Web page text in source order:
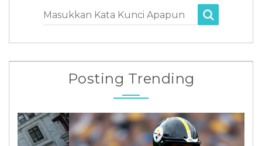
Masukkan Kata Kunci Apapun
Posting Trending